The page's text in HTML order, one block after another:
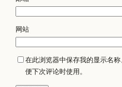
网站
在此浏览器中保存我的显示名
便下次评论时使用。